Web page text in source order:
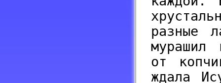
разные
мурашил
от
ждала